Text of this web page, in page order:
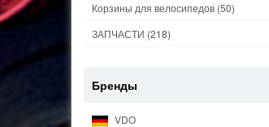
Корзины для велосипедов (50)
ЗАПЧАСТИ (218)
Бренды
VDO